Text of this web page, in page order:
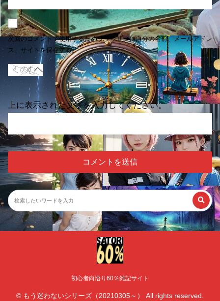
次回のコメントで使用するためブラウザーに自分の名前、メールアドレ
ス、サイトを保存する。
上に表示された文字を入力してください。
初心者向悟り60％雑記サイト
© もう迷わないシリーズ（20210305～） All rights reserved.